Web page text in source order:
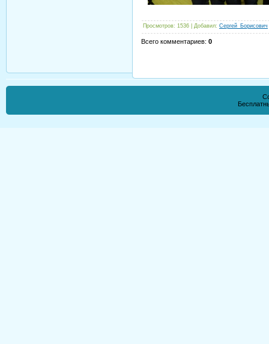
Просмотров: 1536 | Добавил: Сергей_Борисович
Всего комментариев: 0